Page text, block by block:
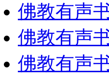
佛教有声
佛教有声
佛教有声